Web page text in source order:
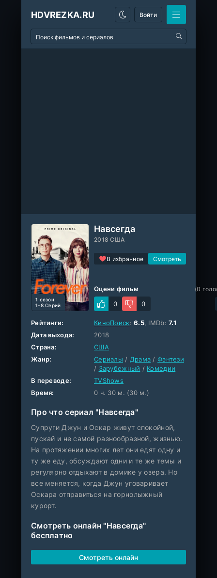
HDVREZKA.RU Войти
Навсегда
2018 США
В избранное
1 cезон
1-8 Серий
Оцени фильм
0
0
(0
Рейтинги: КиноПоиск:6.5, IMDb:7.1
Дата выхода:
2018
Страна:
США
Жанр:
Сериалы / Драма /Фэнтези
/ Зарубежный / Комедии
В переводе:
TVShows
Время:
0 ч. 30 м. (30 м.)
Про что сериал "Навсегда"
Супруги Джун и Оскар живут спокойной,
пускай и не самой разнообразной, жизнью.
На протяжении многих лет они едят одну и
ту же еду, обсуждают одни и те же темы и
регулярно отдыхают в домике у озера. Но
все меняется, когда Джун уговаривает
Оскара отправиться на горнолыжный
курорт.
Смотреть онлайн "Навсегда"
бесплатно
Смотреть онлайн